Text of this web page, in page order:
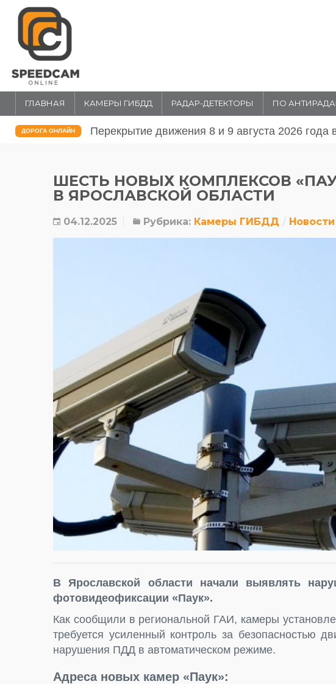
ГЛАВНАЯ КАМЕРЫ ГИБДД РАДАР-ДЕТЕКТОРЫ ПО
ДОРОГА ОНЛАЙН Перекрытие движения 31 июля и 1 августа
ШЕСТЬ НОВЫХ КОМПЛЕКСОВ
В ЯРОСЛАВСКОЙ ОБЛАСТИ
04.12.2025 Рубрика: Камеры ГИБДД Новости
В Ярославской области начали выявлять
фотовидеофиксации «Паук».
Как сообщили в региональной ГАИ, камеры
требуется усиленный контроль за безопасностью
нарушения ПДД в автоматическом режиме.
Адреса новых камер «Паук»: